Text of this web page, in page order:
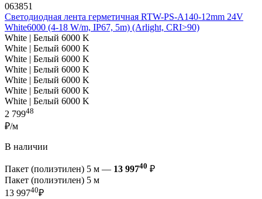
063851
Светодиодная лента герметичная RTW-PS-A140-12mm 24V
White6000 (4-18 W/m, IP67, 5m) (Arlight, CRI>90)
White | Белый 6000 K
White | Белый 6000 K
White | Белый 6000 K
White | Белый 6000 K
White | Белый 6000 K
White | Белый 6000 K
White | Белый 6000 K
2 79948
₽/м
В наличии
Пакет (полиэтилен) 5 м — 13 99740 ₽
Пакет (полиэтилен) 5 м
13 99740₽